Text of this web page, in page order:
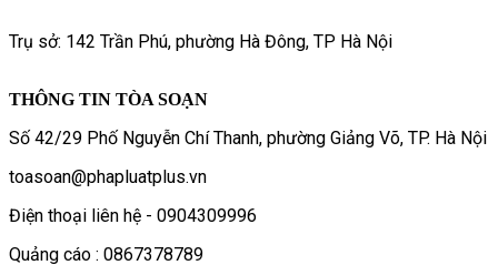
Trụ sở: 142 Trần Phú, phường Hà Đông, TP Hà Nội
THÔNG TIN TÒA SOẠN
Số 42/29 Phố Nguyễn Chí Thanh, phường Giảng Võ, TP. Hà Nội
toasoan@phapluatplus.vn
Điện thoại liên hệ - 0904309996
Quảng cáo : 0867378789